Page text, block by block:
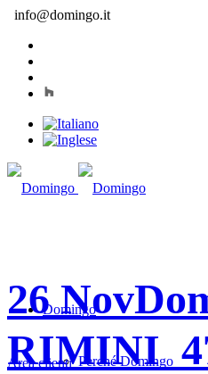
info@domingo.it
Domingo
Perché Domingo
Area clienti
26 Nov